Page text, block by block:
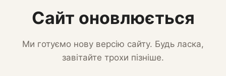
Сайт оновлюється
Ми готуємо нову версію сайту. Будь ласка,
завітайте трохи пізніше.